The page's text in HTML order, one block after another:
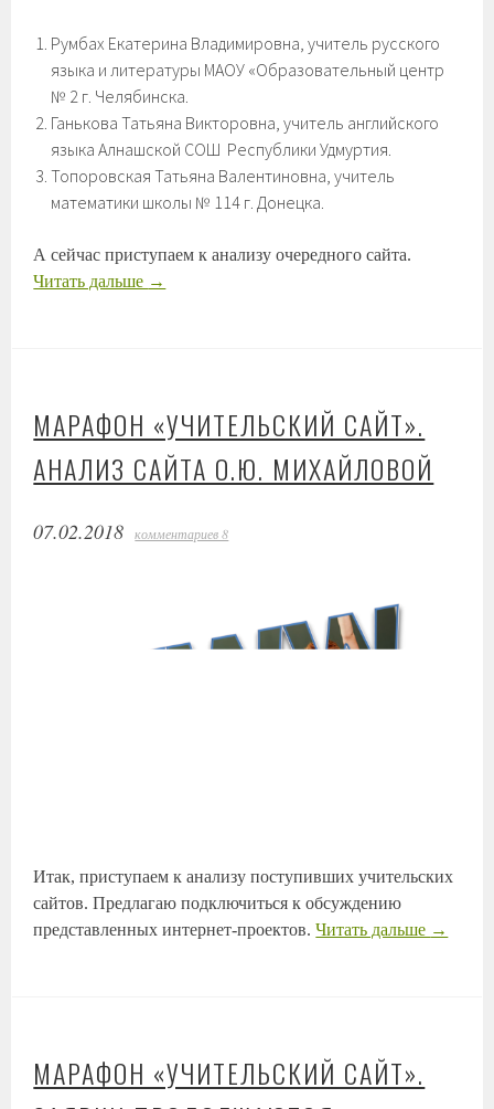
Румбах Екатерина Владимировна, учитель русского
языка и литературы МАОУ «Образовательный центр
№ 2 г. Челябинска.
Ганькова Татьяна Викторовна, учитель английского
языка Алнашской СОШ Республики Удмуртия.
Топоровская Татьяна Валентиновна, учитель
математики школы № 114 г. Донецка.
А сейчас приступаем к анализу очередного сайта.
Читать дальше →
МАРАФОН «УЧИТЕЛЬСКИЙ САЙТ».
АНАЛИЗ САЙТА О.Ю. МИХАЙЛОВОЙ
07.02.2018 комментариев 8
Итак, приступаем к анализу поступивших учительских
сайтов. Предлагаю подключиться к обсуждению
представленных интернет-проектов.Читать дальше →
МАРАФОН «УЧИТЕЛЬСКИЙ САЙТ».